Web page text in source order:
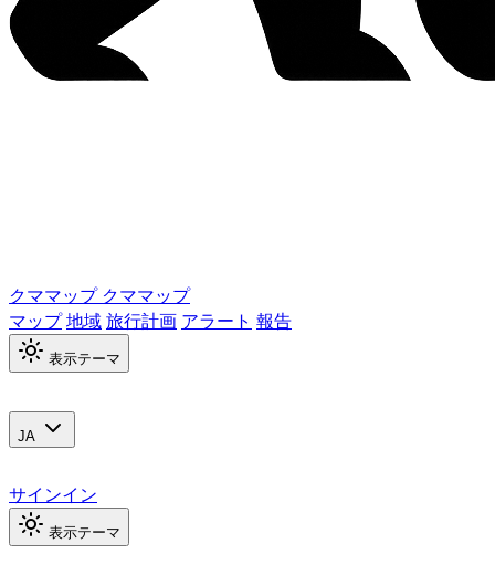
クママップ クママップ
マップ地域旅行計画 アラート 報告
表示テーマ
JA
サインイン
表示テーマ